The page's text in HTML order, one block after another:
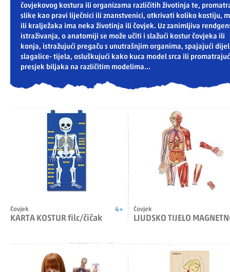
čovjekovog kostura ili organizama različitih životinja te,
slike kao pravi liječnici ili znanstvenici, otkrivati koliko kostiju,
ili kralježaka ima neka životinja ili čovjek. Uz zanimljiva
istraživanja, o anatomiji se može učiti i slažući kostur čovjeka ili
konja, istražujući pregaču s unutrašnjim organima, spajajući
slagalice- tijela, osluškujući kako kuca model srca ili
presjek biljaka na različitim modelima...
4+
Čovjek
KARTA KOSTUR filc/čičak
Čovjek
LJUDSKO TIJELO